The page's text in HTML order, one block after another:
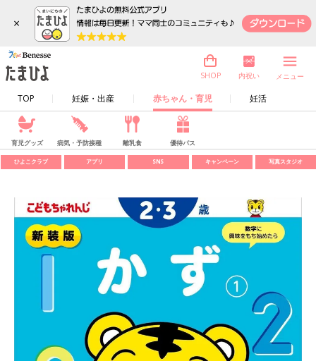
×
TOP 妊娠・出産 赤ちゃん・育児 妊活
SHOP 内祝い メニュー
育児グッズ 病気・予防接種 離乳食 優待パス
ひよこクラブ アプリ SNS キャンペーン 写真スタジオ